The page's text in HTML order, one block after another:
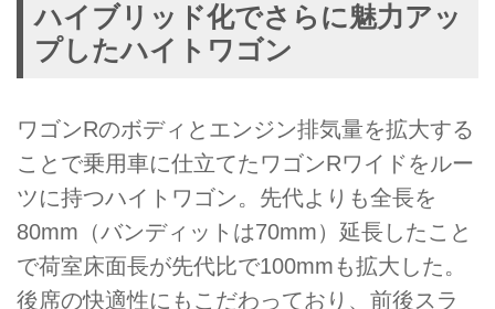
ハイブリッド化でさらに魅力アッ
プしたハイトワゴン
ワゴンRのボディとエンジン排気量を拡大する
ことで乗用車に仕立てたワゴンRワイドをルー
ツに持つハイトワゴン。先代よりも全長を
80mm（バンディットは70mm）延長したこと
で荷室床面長が先代比で100mmも拡大した。
後席の快適性にもこだわっており、前後スラ